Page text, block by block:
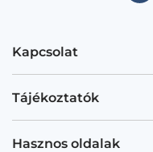
Kapcsolat
Tájékoztatók
Hasznos oldalak